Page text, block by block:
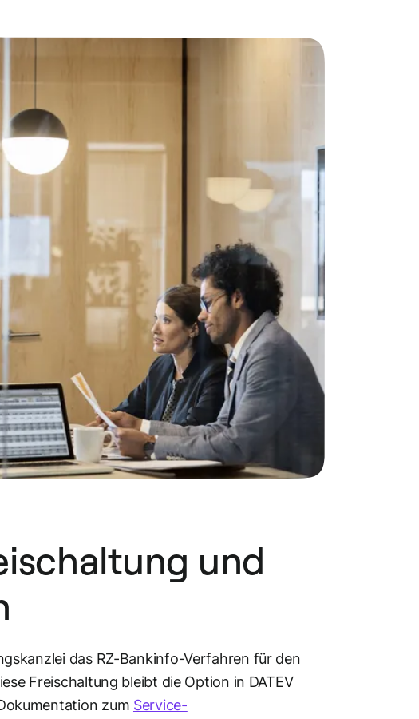
und
das RZ-Bankinfo-Verfahren für den
Freischaltung bleibt die Option in DATEV
zum Service-